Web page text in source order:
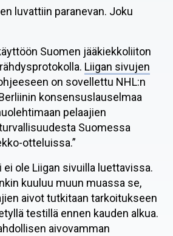
luvattiin paranevan. Joku
Suomen jääkiekkoliiton
Liigan sivujen
on sovellettu NHL:n
konsensuslauselmaa
pelaajien
Suomessa
otteluissa.”
ole Liigan sivuilla luettavissa.
kuuluu muun muassa se,
aivot tutkitaan tarkoitukseen
testillä ennen kauden alkua.
aivovamman